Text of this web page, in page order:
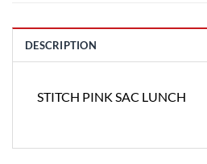
DESCRIPTION
STITCH PINK SAC LUNCH